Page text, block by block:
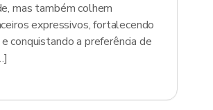
mas também colhem
expressivos, fortalecendo
conquistando a preferência de